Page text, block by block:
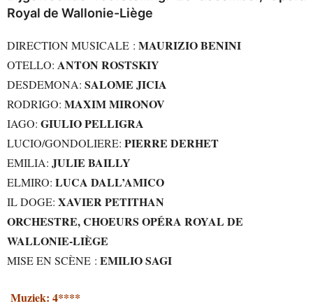
Royal de Wallonie-Liège
DIRECTION MUSICALE : MAURIZIO BENINI
OTELLO: ANTON ROSTSKIY
DESDEMONA: SALOME JICIA
RODRIGO: MAXIM MIRONOV
IAGO: GIULIO PELLIGRA
LUCIO/GONDOLIERE: PIERRE DERHET
EMILIA: JULIE BAILLY
ELMIRO: LUCA DALL’AMICO
IL DOGE: XAVIER PETITHAN
ORCHESTRE, CHOEURS OPÉRA ROYAL DE
WALLONIE-LIÈGE
MISE EN SCÈNE : EMILIO SAGI
Muziek: 4****